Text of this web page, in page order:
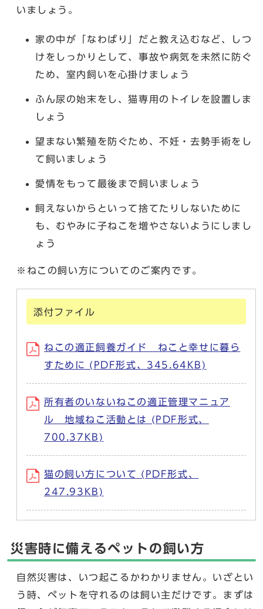
いましょう。
家の中が「なわばり」だと教え込むなど、しつ
けをしっかりとして、事故や病気を未然に防ぐ
ため、室内飼いを心掛けましょう
ふん尿の始末をし、猫専用のトイレを設置しま
しょう
望まない繁殖を防ぐため、不妊・去勢手術をし
て飼いましょう
愛情をもって最後まで飼いましょう
飼えないからといって捨てたりしないために
も、むやみに子ねこを増やさないようにしまし
ょう
※ねこの飼い方についてのご案内です。
添付ファイル
ねこの適正飼養ガイド ねこと幸せに暮ら
すために (PDF形式、345.64KB)
所有者のいないねこの適正管理マニュア
ル 地域ねこ活動とは (PDF形式、
700.37KB)
猫の飼い方について (PDF形式、
247.93KB)
災害時に備えるペットの飼い方
自然災害は、いつ起こるかわかりません。いざとい
う時、ペットを守れるのは飼い主だけです。まずは